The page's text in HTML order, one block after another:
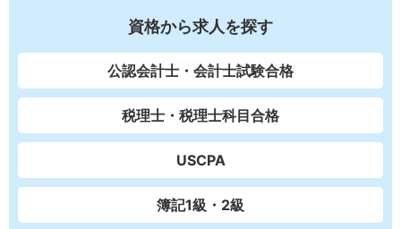
資格から求人を探す
公認会計士・会計士試験合格
税理士・税理士科目合格
USCPA
簿記1級・2級